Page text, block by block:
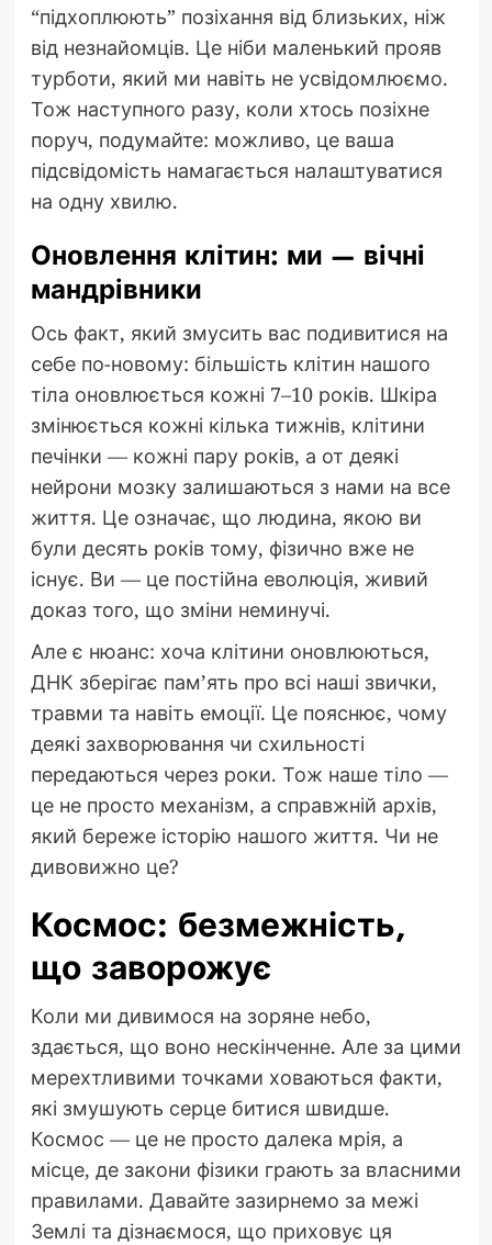
“підхоплюють” позіхання від близьких, ніж
від незнайомців. Це ніби маленький прояв
турботи, який ми навіть не усвідомлюємо.
Тож наступного разу, коли хтось позіхне
поруч, подумайте: можливо, це ваша
підсвідомість намагається налаштуватися
на одну хвилю.
Оновлення клітин: ми — вічні
мандрівники
Ось факт, який змусить вас подивитися на
себе по-новому: більшість клітин нашого
тіла оновлюється кожні 7–10 років. Шкіра
змінюється кожні кілька тижнів, клітини
печінки — кожні пару років, а от деякі
нейрони мозку залишаються з нами на все
життя. Це означає, що людина, якою ви
були десять років тому, фізично вже не
існує. Ви — це постійна еволюція, живий
доказ того, що зміни неминучі.
Але є нюанс: хоча клітини оновлюються,
ДНК зберігає пам’ять про всі наші звички,
травми та навіть емоції. Це пояснює, чому
деякі захворювання чи схильності
передаються через роки. Тож наше тіло —
це не просто механізм, а справжній архів,
який береже історію нашого життя. Чи не
дивовижно це?
Космос: безмежність,
що заворожує
Коли ми дивимося на зоряне небо,
здається, що воно нескінченне. Але за цими
мерехтливими точками ховаються факти,
які змушують серце битися швидше.
Космос — це не просто далека мрія, а
місце, де закони фізики грають за власними
правилами. Давайте зазирнемо за межі
Землі та дізнаємося, що приховує ця